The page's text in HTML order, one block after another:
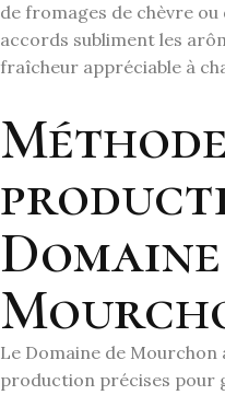
de fromages de chèvre
accords subliment les
fraîcheur appréciable à
Le Domaine de
production précises pour